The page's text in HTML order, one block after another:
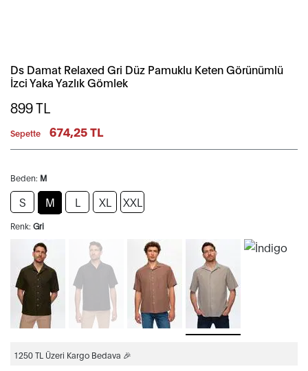
Ds Damat Relaxed Gri Düz Pamuklu Keten Görünümlü
İzci Yaka Yazlık Gömlek
899TL
Sepette 674,25 TL
Beden: M
S M L XL XXL
Renk: Gri
1250 TL Üzeri Kargo Bedava 🎉